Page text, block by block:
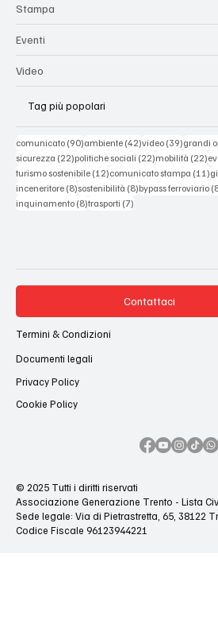
Stampa
Eventi
Video
Tag più popolari
comunicato (90)90 post
ambiente (42)42 post
video (39)39 post
grandi
sicurezza (22)22 post
politiche sociali (22)22 post
mobilità (22)
turismo sostenibile (12)12 post
comunicato stampa (11)
inceneritore (8)8 post
sostenibilità (8)8 post
bypass ferroviario
inquinamento (8)8 post
trasporti (7)
© 2025 Tutti i diritti riservati
Associazione Generazione Trento - Lista
Sede legale: Via di Pietrastretta, 65, 38122
Codice Fiscale 96123944221
Contattaci
Termini & Condizioni
Documenti legali
Privacy Policy
Cookie Policy